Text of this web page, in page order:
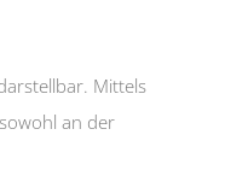
Mittels
an der